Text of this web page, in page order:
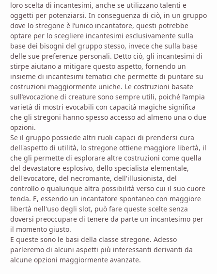
loro scelta di incantesimi, anche se utilizzano talenti e
oggetti per potenziarsi. In conseguenza di ciò, in un gruppo
dove lo stregone è l’unico incantatore, questi potrebbe
optare per lo scegliere incantesimi esclusivamente sulla
base dei bisogni del gruppo stesso, invece che sulla base
delle sue preferenze personali. Detto ciò, gli incantesimi di
stirpe aiutano a mitigare questo aspetto, fornendo un
insieme di incantesimi tematici che permette di puntare su
costruzioni maggiormente uniche. Le costruzioni basate
sull’evocazione di creature sono sempre utili, poiché l’ampia
varietà di mostri evocabili con capacità magiche significa
che gli stregoni hanno spesso accesso ad almeno una o due
opzioni.
Se il gruppo possiede altri ruoli capaci di prendersi cura
dell'aspetto di utilità, lo stregone ottiene maggiore libertà, il
che gli permette di esplorare altre costruzioni come quella
del devastatore esplosivo, dello specialista elementale,
dell'evocatore, del necromante, dell'illusionista, del
controllo o qualunque altra possibilità verso cui il suo cuore
tenda. E, essendo un incantatore spontaneo con maggiore
libertà nell'uso degli slot, può fare queste scelte senza
doversi preoccupare di tenere da parte un incantesimo per
il momento giusto.
E queste sono le basi della classe stregone. Adesso
parleremo di alcuni aspetti più interessanti derivanti da
alcune opzioni maggiormente avanzate.